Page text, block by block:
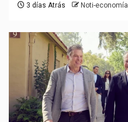
3 días Atrás Noti-economía